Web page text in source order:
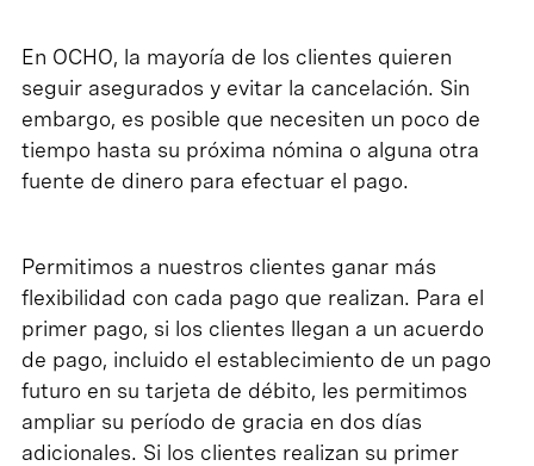
En OCHO, la mayoría de los clientes quieren
seguir asegurados y evitar la cancelación. Sin
embargo, es posible que necesiten un poco de
tiempo hasta su próxima nómina o alguna otra
fuente de dinero para efectuar el pago.
Permitimos a nuestros clientes ganar más
flexibilidad con cada pago que realizan. Para el
primer pago, si los clientes llegan a un acuerdo
de pago, incluido el establecimiento de un pago
futuro en su tarjeta de débito, les permitimos
ampliar su período de gracia en dos días
adicionales. Si los clientes realizan su primer